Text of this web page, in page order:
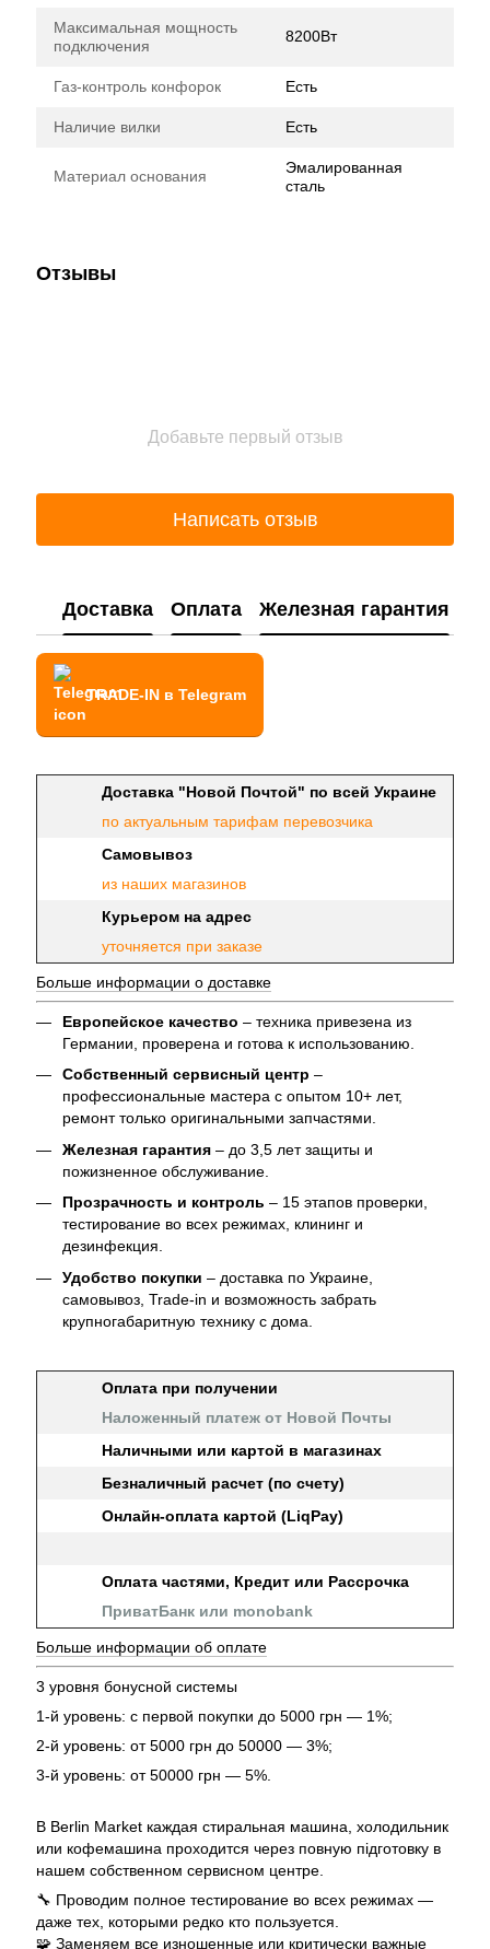
Максимальная мощность
подключения
8200Вт
Газ-контроль конфорок Есть
Наличие вилки Есть
Материал основания
Эмалированная
сталь
Отзывы
Добавьте первый отзыв
Написать отзыв
Доставка Оплата Железная гарантия
TRADE-IN в Telegram
Доставка "Новой Почтой" по всей Украине
по актуальным тарифам перевозчика
Самовывоз
из наших магазинов
Курьером на адрес
уточняется при заказе
Больше информации о доставке
Европейское качество – техника привезена из
Германии, проверена и готова к использованию.
Собственный сервисный центр –
профессиональные мастера с опытом 10+ лет,
ремонт только оригинальными запчастями.
Железная гарантия – до 3,5 лет защиты и
пожизненное обслуживание.
Прозрачность и контроль – 15 этапов проверки,
тестирование во всех режимах, клининг и
дезинфекция.
Удобство покупки – доставка по Украине,
самовывоз, Trade-in и возможность забрать
крупногабаритную технику с дома.
Оплата при получении
Наложенный платеж от Новой Почты
Наличными или картой в магазинах
Безналичный расчет (по счету)
Онлайн-оплата картой (LiqPay)
Оплата частями, Кредит или Рассрочка
ПриватБанк или monobank
Больше информации об оплате
3 уровня бонусной системы
1-й уровень: с первой покупки до 5000 грн — 1%;
2-й уровень: от 5000 грн до 50000 — 3%;
3-й уровень: от 50000 грн — 5%.
В Berlin Market каждая стиральная машина, холодильник
или кофемашина проходится через повную підготовку в
нашем собственном сервисном центре.
🔧 Проводим полное тестирование во всех режимах —
даже тех, которыми редко кто пользуется.
🧩 Заменяем все изношенные или критически важные